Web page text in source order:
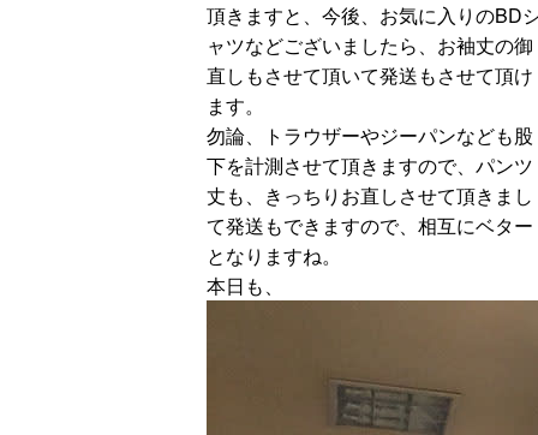
頂きますと、今後、お気に入りのBD
ャツなどございましたら、お袖丈の御
直しもさせて頂いて発送もさせて頂け
ます。
勿論、トラウザーやジーパンなども股
下を計測させて頂きますので、パンツ
丈も、きっちりお直しさせて頂きまし
て発送もできますので、相互にベター
となりますね。
本日も、